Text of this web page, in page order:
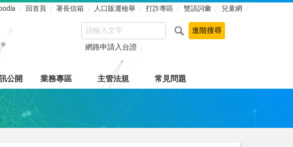
回首頁 署長信箱 人口販運檢舉 打詐專區 雙語詞彙 兒童網
網路申請入台證
公開 業務專區 主管法規 常見問題